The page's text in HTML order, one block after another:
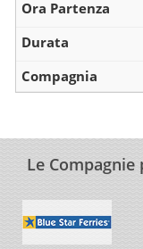
Le